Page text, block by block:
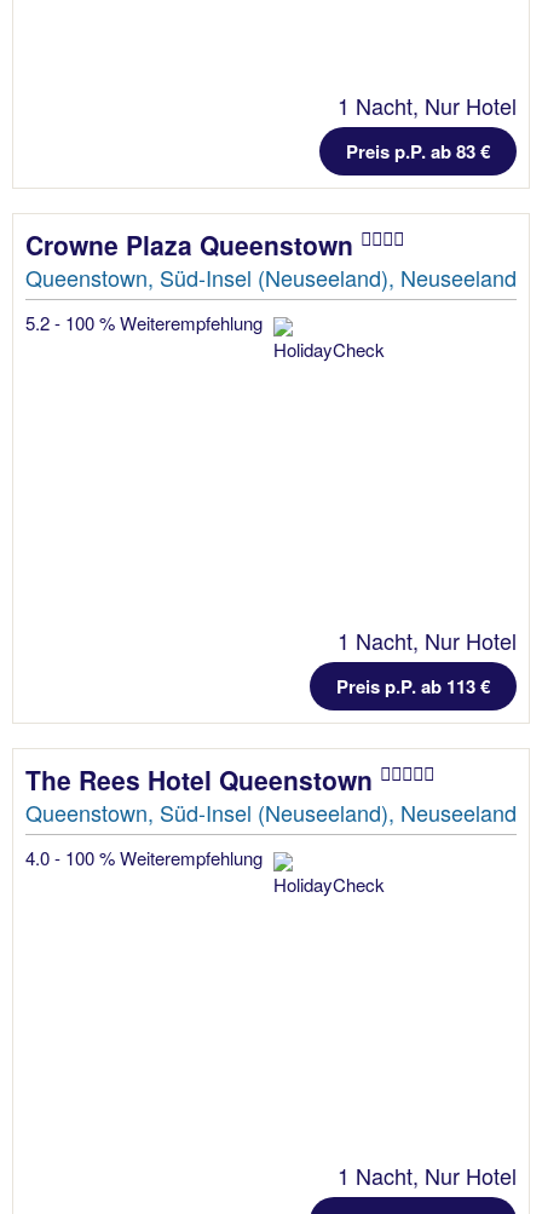
1 Nacht, Nur Hotel
Preis p.P. ab 83 €
Crowne Plaza Queenstown
Queenstown, Süd-Insel (Neuseeland), Neuseeland
5.2 - 100 % Weiterempfehlung
1 Nacht, Nur Hotel
Preis p.P. ab 113 €
The Rees Hotel Queenstown
Queenstown, Süd-Insel (Neuseeland), Neuseeland
4.0 - 100 % Weiterempfehlung
1 Nacht, Nur Hotel